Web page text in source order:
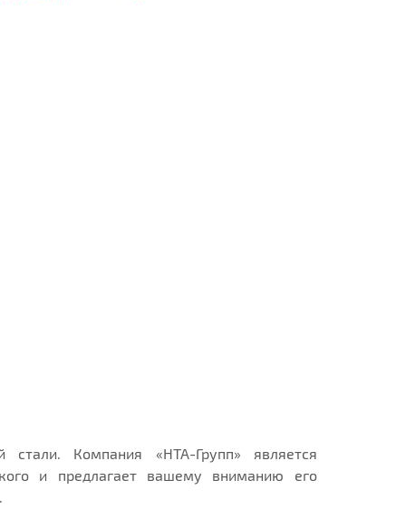
Компания «НТА-Групп» является
и предлагает вашему вниманию его